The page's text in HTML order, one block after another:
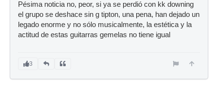
Pésima noticia no, peor, si ya se perdió con kk downing
el grupo se deshace sin g tipton, una pena, han dejado un
legado enorme y no sólo musicalmente, la estética y la
actitud de estas guitarras gemelas no tiene igual
3